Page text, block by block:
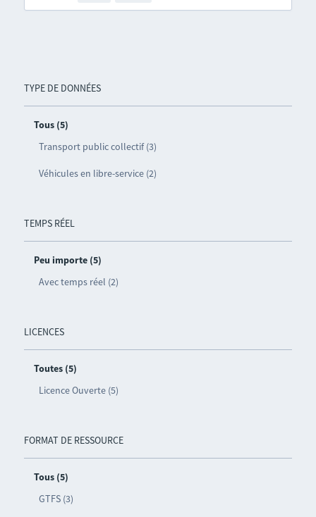
TYPE DE DONNÉES
Tous (5)
Transport public collectif (3)
Véhicules en libre-service (2)
TEMPS RÉEL
Peu importe (5)
Avec temps réel (2)
LICENCES
Toutes (5)
Licence Ouverte (5)
FORMAT DE RESSOURCE
Tous (5)
GTFS (3)